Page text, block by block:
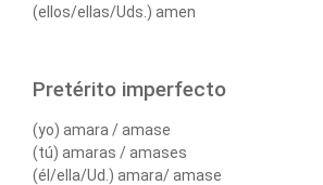
(ellos/ellas/Uds.) amen
Pretérito imperfecto
(yo) amara / amase
(tú) amaras / amases
(él/ella/Ud.) amara/ amase